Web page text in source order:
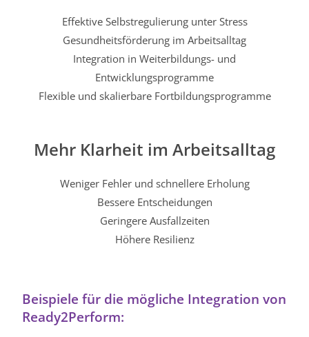
Effektive Selbstregulierung unter Stress
Gesundheitsförderung im Arbeitsalltag
Integration in Weiterbildungs- und
Entwicklungsprogramme
Flexible und skalierbare Fortbildungsprogramme
Mehr Klarheit im Arbeitsalltag
Weniger Fehler und schnellere Erholung
Bessere Entscheidungen
Geringere Ausfallzeiten
Höhere Resilienz
Beispiele für die mögliche Integration von
Ready2Perform: